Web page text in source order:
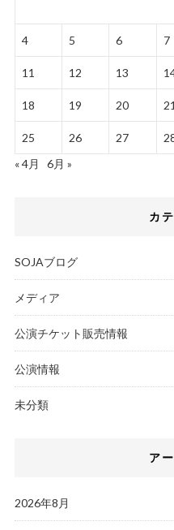
4 5 6 7
11 12 13
18 19 20
25 26 27
« 4月
6月 »
カ
SOJAブログ
メディア
公演チケット販売情報
公演情報
未分類
ア
2026年8月